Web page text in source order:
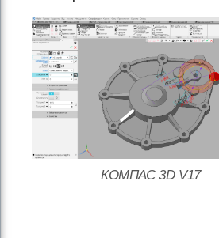
КОМПАС 3D V17